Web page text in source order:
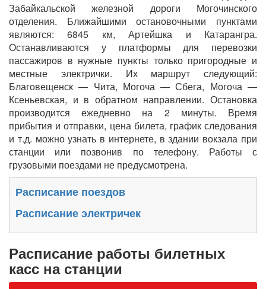
Забайкальской железной дороги Могочинского
отделения. Ближайшими остановочными пунктами
являются: 6845 км, Артейшка и Катарангра.
Останавливаются у платформы для перевозки
пассажиров в нужные пункты только пригородные и
местные электрички. Их маршрут следующий:
Благовещенск — Чита, Могоча — Сбега, Могоча —
Ксеньевская, и в обратном направлении. Остановка
производится ежедневно на 2 минуты. Время
прибытия и отправки, цена билета, график следования
и т.д. можно узнать в интернете, в здании вокзала при
станции или позвонив по телефону. Работы с
грузовыми поездами не предусмотрена.
Расписание поездов
Расписание электричек
Расписание работы билетных
касс на станции